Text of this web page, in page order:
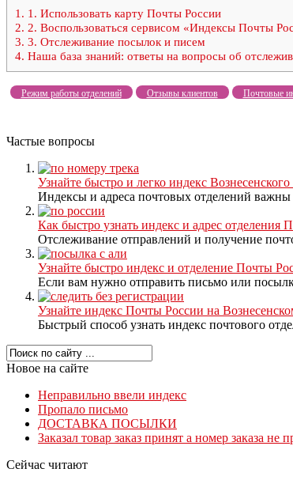
1. 1. Использовать карту Почты России
2. 2. Воспользоваться сервисом «Индексы Почты
3. 3. Отслеживание посылок и писем
4. Наша база знаний: ответы на вопросы об
Режим работы отделений Отзывы клиентов Почтовые
Частые вопросы
Узнайте быстро и легко индекс
Индексы и адреса почтовых отделений
Как быстро узнать индекс и адрес
Отслеживание отправлений и получение
Узнайте быстро индекс и отделение Почты
Если вам нужно отправить письмо или
Узнайте индекс Почты России на
Быстрый способ узнать индекс почтового
Новое на сайте
Неправильно ввели индекс
Пропало письмо
ДОСТАВКА ПОСЫЛКИ
Заказал товар заказ принят а номер заказа не
Сейчас читают